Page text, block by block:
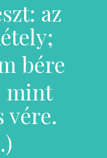
az
bére
mint
vére.